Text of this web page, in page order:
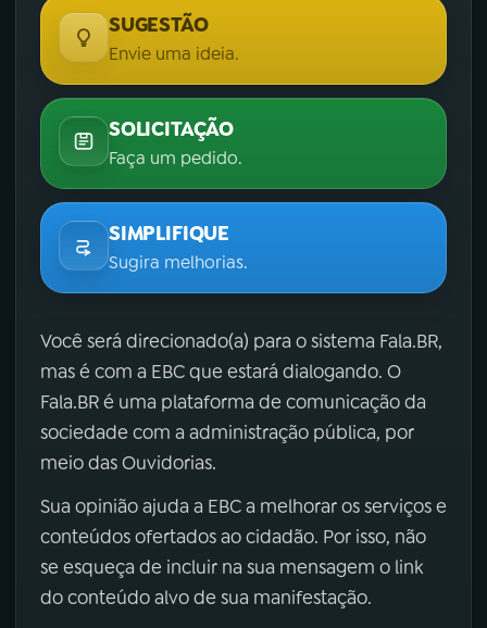
SUGESTÃO
Envie uma ideia.
SOLICITAÇÃO
Faça um pedido.
SIMPLIFIQUE
Sugira melhorias.
Você será direcionado(a) para o sistema Fala.BR,
mas é com a EBC que estará dialogando. O
Fala.BR é uma plataforma de comunicação da
sociedade com a administração pública, por
meio das Ouvidorias.
Sua opinião ajuda a EBC a melhorar os serviços e
conteúdos ofertados ao cidadão. Por isso, não
se esqueça de incluir na sua mensagem o link
do conteúdo alvo de sua manifestação.